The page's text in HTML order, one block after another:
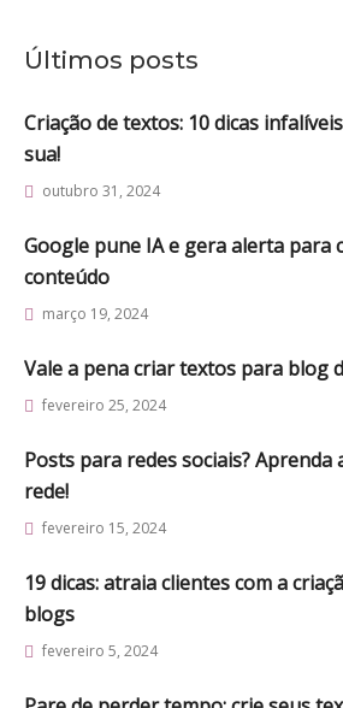
Últimos posts
Criação de textos: 10 dicas
sua!
outubro 31, 2024
Google pune IA e gera alerta para
conteúdo
março 19, 2024
Vale a pena criar textos para blog
fevereiro 25, 2024
Posts para redes sociais?
rede!
fevereiro 15, 2024
19 dicas: atraia clientes com a
blogs
fevereiro 5, 2024